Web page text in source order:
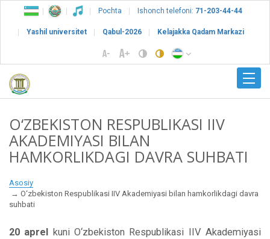
Pochta Ishonch telefoni: 71-203-44-44
Yashil universitet Qabul-2026 Kelajakka Qadam Markazi
O‘ZBEKISTON RESPUBLIKASI IIV
AKADEMIYASI BILAN
HAMKORLIKDAGI DAVRA SUHBATI
Asosiy
O‘zbekiston Respublikasi IIV Akademiyasi bilan hamkorlikdagi davra
suhbati
20 aprel kuni O‘zbekiston Respublikasi IIV Akademiyasi